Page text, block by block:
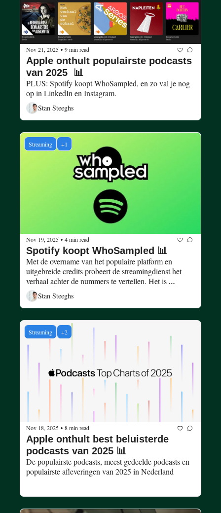
Nov 21, 2025 • 9 min read
Apple onthult populairste podcasts
van 2025  📊
PLUS: Spotify koopt WhoSampled, en zo val je nog
op in LinkedIn en Instagram.
Stan Steeghs
Streaming +1
Nov 19, 2025 • 4 min read
Spotify koopt WhoSampled 📊
Met de overname van het populaire platform en
uitgebreide credits probeert de streamingdienst het
verhaal achter de nummers te vertellen. Het is
Stan Steeghs
Streaming +2
Nov 18, 2025 • 8 min read
Apple onthult best beluisterde
podcasts van 2025 📊
De populairste podcasts, meest gedeelde podcasts en